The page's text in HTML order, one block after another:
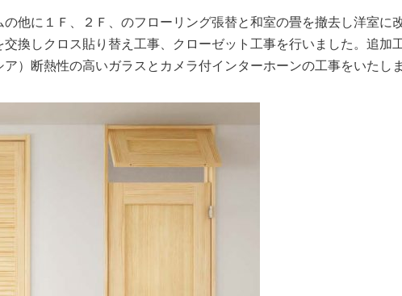
他に１Ｆ、２Ｆ、のフローリング張替と和室の畳を撤去し洋室に
換しクロス貼り替え工事、クローゼット工事を行いました。追加
）断熱性の高いガラスとカメラ付インターホーンの工事をいたしま